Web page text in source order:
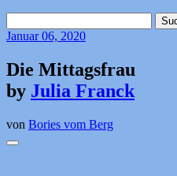
nach:
Januar06, 2020
Die Mittagsfrau
by Julia Franck
von Bories vom Berg